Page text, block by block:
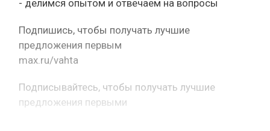
- делимся опытом и отвечаем на вопросы
Подпишись, чтобы получать лучшие
предложения первым
max.ru/vahta
Подписывайтесь, чтобы получать лучшие
предложения первыми